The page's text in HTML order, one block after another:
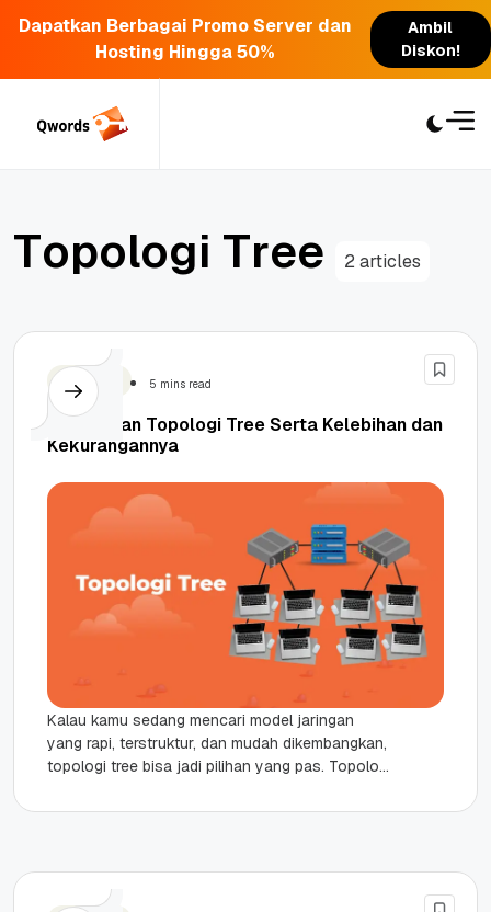
Dapatkan Berbagai Promo Server dan
Hosting Hingga 50%
Ambil
Diskon!
Topologi Tree 2 articles
Teknologi 5 mins read
Pengertian Topologi Tree Serta Kelebihan dan
Kekurangannya
Kalau kamu sedang mencari model jaringan
yang rapi, terstruktur, dan mudah dikembangkan,
topologi tree bisa jadi pilihan yang pas. Topologi